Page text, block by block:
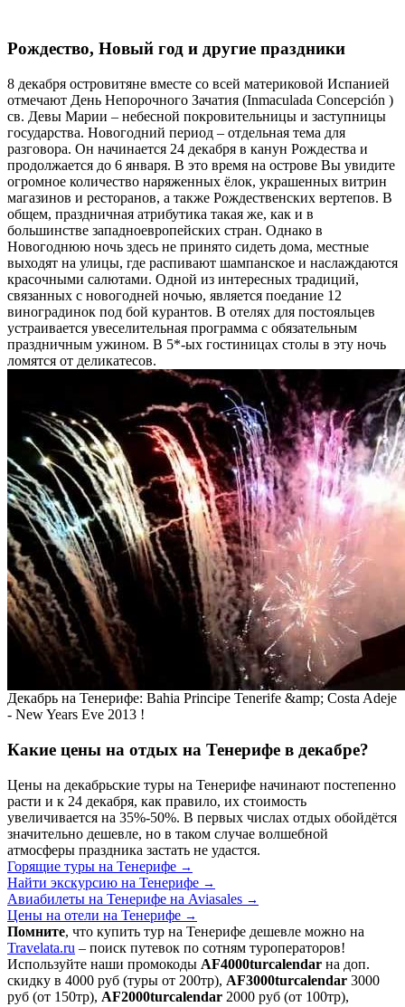
Рождество, Новый год и другие праздники
8 декабря островитяне вместе со всей материковой Испанией
отмечают День Непорочного Зачатия (Inmaculada Concepción )
св. Девы Марии – небесной покровительницы и заступницы
государства. Новогодний период – отдельная тема для
разговора. Он начинается 24 декабря в канун Рождества и
продолжается до 6 января. В это время на острове Вы увидите
огромное количество наряженных ёлок, украшенных витрин
магазинов и ресторанов, а также Рождественских вертепов. В
общем, праздничная атрибутика такая же, как и в
большинстве западноевропейских стран. Однако в
Новогоднюю ночь здесь не принято сидеть дома, местные
выходят на улицы, где распивают шампанское и наслаждаются
красочными салютами. Одной из интересных традиций,
связанных с новогодней ночью, является поедание 12
виноградинок под бой курантов. В отелях для постояльцев
устраивается увеселительная программа с обязательным
праздничным ужином. В 5*-ых гостиницах столы в эту ночь
ломятся от деликатесов.
Декабрь на Тенерифе: Bahia Principe Tenerife &amp; Costa Adeje
- New Years Eve 2013 !
Какие цены на отдых на Тенерифе в декабре?
Цены на декабрьские туры на Тенерифе начинают постепенно
расти и к 24 декабря, как правило, их стоимость
увеличивается на 35%-50%. В первых числах отдых обойдётся
значительно дешевле, но в таком случае волшебной
атмосферы праздника застать не удастся.
Горящие туры на Тенерифе →
Найти экскурсию на Тенерифе →
Авиабилеты на Тенерифе на Aviasales →
Цены на отели на Тенерифе →
Помните, что купить тур на Тенерифе дешевле можно на
Travelata.ru – поиск путевок по сотням туроператоров!
Используйте наши промокоды AF4000turcalendar на доп.
скидку в 4000 руб (туры от 200тр), AF3000turcalendar 3000
руб (от 150тр), AF2000turcalendar 2000 руб (от 100тр),